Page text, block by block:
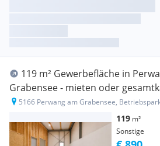
119 m² Gewerbefläche in
Grabensee - mieten oder
5166 Perwang am Grabensee,
119 m²
Sonstige